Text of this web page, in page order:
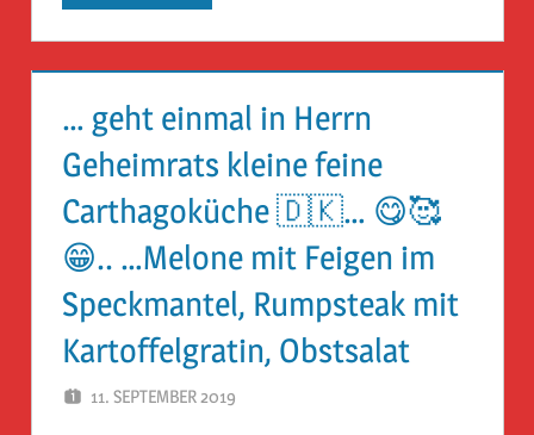
… geht einmal in Herrn
Geheimrats kleine feine
Carthagoküche 🇩🇰… 😋🥰
😁.. …Melone mit Feigen im
Speckmantel, Rumpsteak mit
Kartoffelgratin, Obstsalat
11. SEPTEMBER 2019